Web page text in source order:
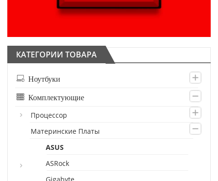
КАТЕГОРИИ ТОВАРА
Ноутбуки
Комплектующие
Процессор
Материнские Платы
ASUS
ASRock
Gigabyte